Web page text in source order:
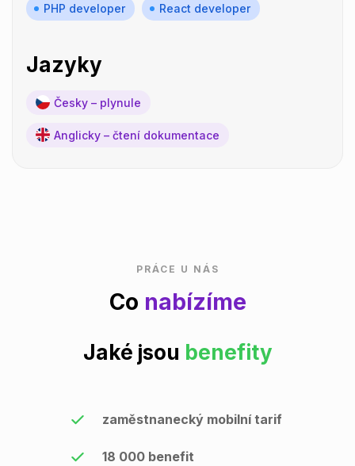
PHP developer React developer
Jazyky
Česky – plynule
Anglicky – čtení dokumentace
PRÁCE U NÁS
Co nabízíme
Jaké jsou benefity
zaměstnanecký mobilní tarif
18 000 benefit